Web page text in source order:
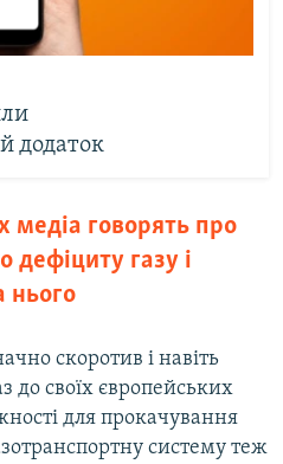
додаток
медіа говорять про
дефіциту газу і
нього
скоротив і навіть
до своїх європейських
для прокачування
систему теж